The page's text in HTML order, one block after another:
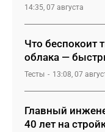
14:35, 07 августа
Что беспокоит
облака —
Тесты 13:08, 07
Главный
40 лет на